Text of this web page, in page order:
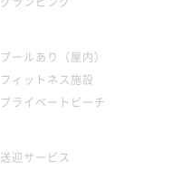
プールあり（屋内）
フィットネス施設
プライベートビーチ
送迎サービス